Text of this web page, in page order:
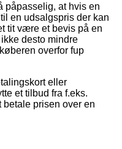
påpasselig, at hvis en
en udsalgspris der kan
tit være et bevis på en
desto mindre
overfor fup
eller
et tilbud fra f.eks.
prisen over en